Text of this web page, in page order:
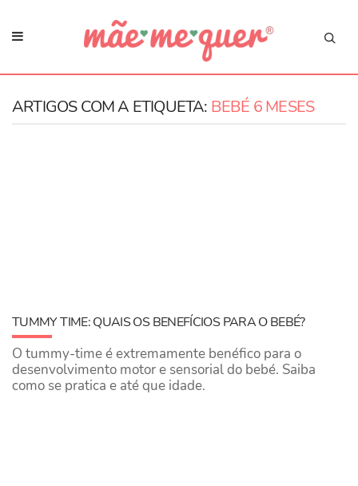
ARTIGOS COM A ETIQUETA: BEBÉ 6 MESES
TUMMY TIME: QUAIS OS BENEFÍCIOS PARA O BEBÉ?
O tummy-time é extremamente benéfico para o
desenvolvimento motor e sensorial do bebé. Saiba
como se pratica e até que idade.